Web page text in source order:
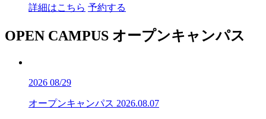
詳細はこちら 予約する
OPEN CAMPUS オープンキャンパス
2026 08/29
オープンキャンパス 2026.08.07